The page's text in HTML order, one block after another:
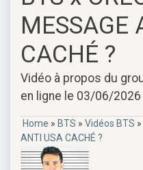
MESSAGE
CACHÉ ?
Vidéo à propos du
en ligne le 03/06/2026
Home » BTS » Vidéos BTS »
ANTI USA CACHÉ ?